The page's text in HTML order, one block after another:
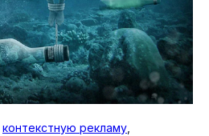
контекстную рекламу